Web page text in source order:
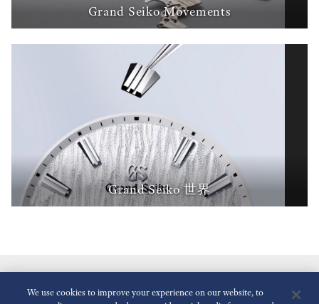
Grand Seiko Movements
Grand Seiko 世界
We use cookies to improve your experience on our website, to